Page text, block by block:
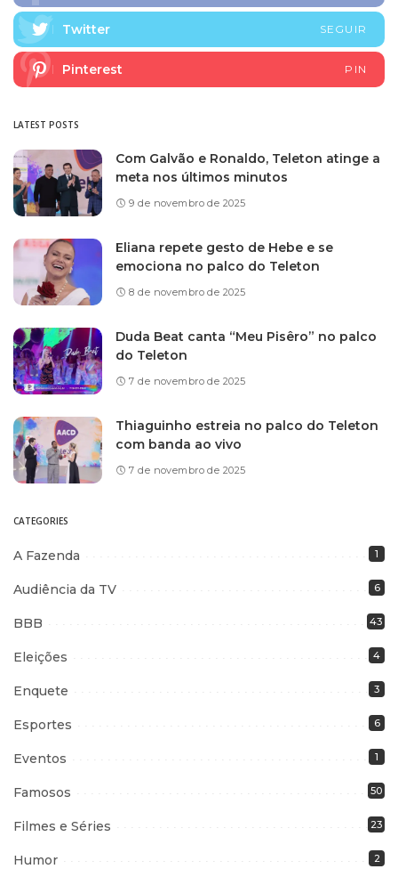
Twitter SEGUIR
Pinterest PIN
LATEST POSTS
Com Galvão e Ronaldo, Teleton atinge a
meta nos últimos minutos
9 de novembro de 2025
Eliana repete gesto de Hebe e se
emociona no palco do Teleton
8 de novembro de 2025
Duda Beat canta “Meu Pisêro” no palco
do Teleton
7 de novembro de 2025
Thiaguinho estreia no palco do Teleton
com banda ao vivo
7 de novembro de 2025
CATEGORIES
A Fazenda 1
Audiência da TV 6
BBB 43
Eleições 4
Enquete 3
Esportes 6
Eventos 1
Famosos 50
Filmes e Séries 23
Humor 2